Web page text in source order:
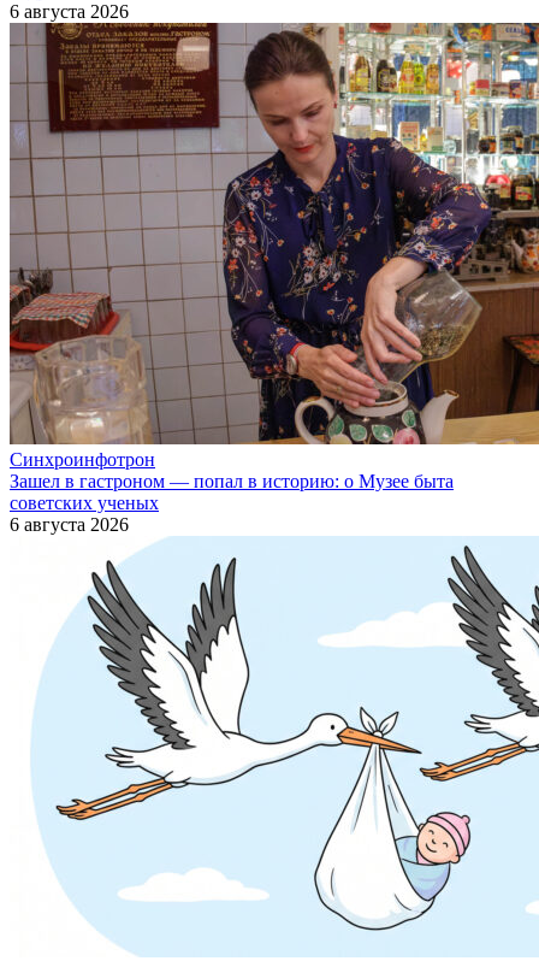
6 августа 2026
Синхроинфотрон
Зашел в гастроном — попал в историю: о Музее быта
советских ученых
6 августа 2026